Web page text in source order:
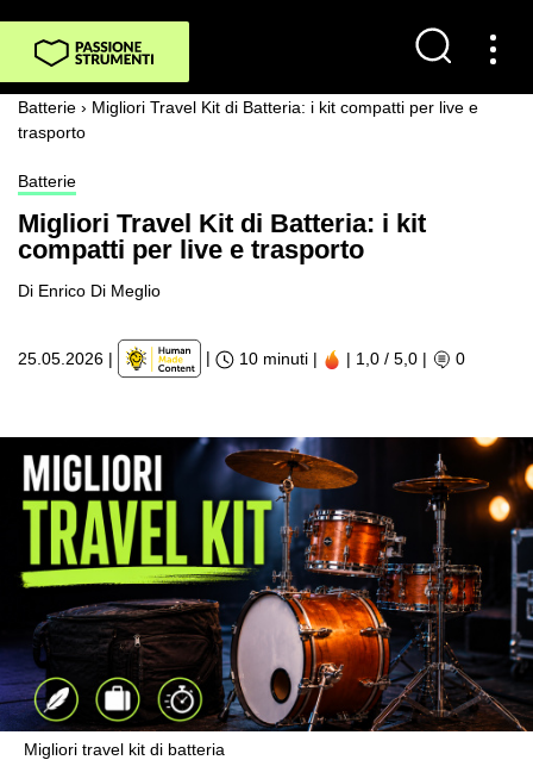
Batterie › Migliori Travel Kit di Batteria: i kit compatti per live e
trasporto
Batterie
Migliori Travel Kit di Batteria: i kit
compatti per live e trasporto
Di Enrico Di Meglio
25.05.2026 | | 10 minuti | | 1,0 / 5,0 | 0
Migliori travel kit di batteria